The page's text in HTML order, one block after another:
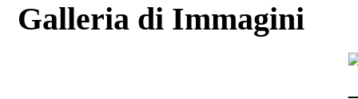
Galleria di Immagini